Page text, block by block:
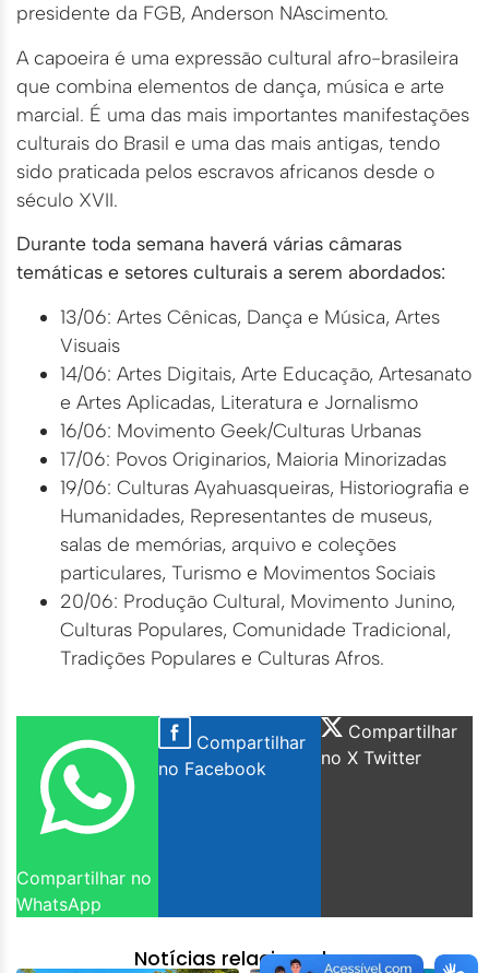
presidente da FGB, Anderson NAscimento.
A capoeira é uma expressão cultural afro-brasileira
que combina elementos de dança, música e arte
marcial. É uma das mais importantes manifestações
culturais do Brasil e uma das mais antigas, tendo
sido praticada pelos escravos africanos desde o
século XVII.
Durante toda semana haverá várias câmaras
temáticas e setores culturais a serem abordados:
13/06: Artes Cênicas, Dança e Música, Artes
Visuais
14/06: Artes Digitais, Arte Educação, Artesanato
e Artes Aplicadas, Literatura e Jornalismo
16/06: Movimento Geek/Culturas Urbanas
17/06: Povos Originarios, Maioria Minorizadas
19/06: Culturas Ayahuasqueiras, Historiografia e
Humanidades, Representantes de museus,
salas de memórias, arquivo e coleções
particulares, Turismo e Movimentos Sociais
20/06: Produção Cultural, Movimento Junino,
Culturas Populares, Comunidade Tradicional,
Tradições Populares e Culturas Afros.
Compartilhar no
WhatsApp
Compartilhar
no Facebook
Compartilhar
no X Twitter
Notícias relacionadas: